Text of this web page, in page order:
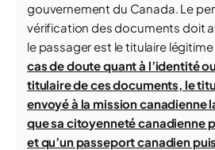
gouvernement du Canada. Le
vérification des documents doit
le passager est le titulaire
cas de doute quant à l’identité
titulaire de ces documents, le
envoyé à la mission canadienne
que sa citoyenneté canadienne
et qu’un passeport canadien